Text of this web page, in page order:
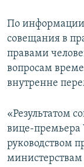
По
совещания в
правами
вопросам
внутренне
«Результатом
вице-премьера
руководством